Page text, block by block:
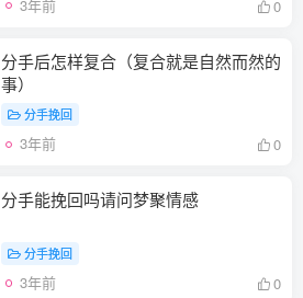
3年前 0
分手后怎样复合（复合就是自然而然的
事）
分手挽回
3年前 0
分手能挽回吗请问梦聚情感
分手挽回
3年前 0